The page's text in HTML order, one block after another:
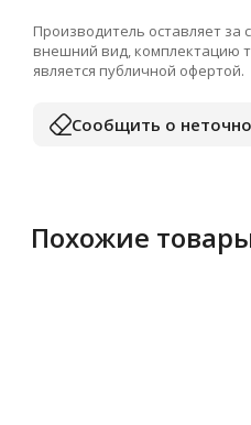
Производитель оставляет за
внешний вид, комплектацию
является публичной офертой.
Сообщить о
Похожие